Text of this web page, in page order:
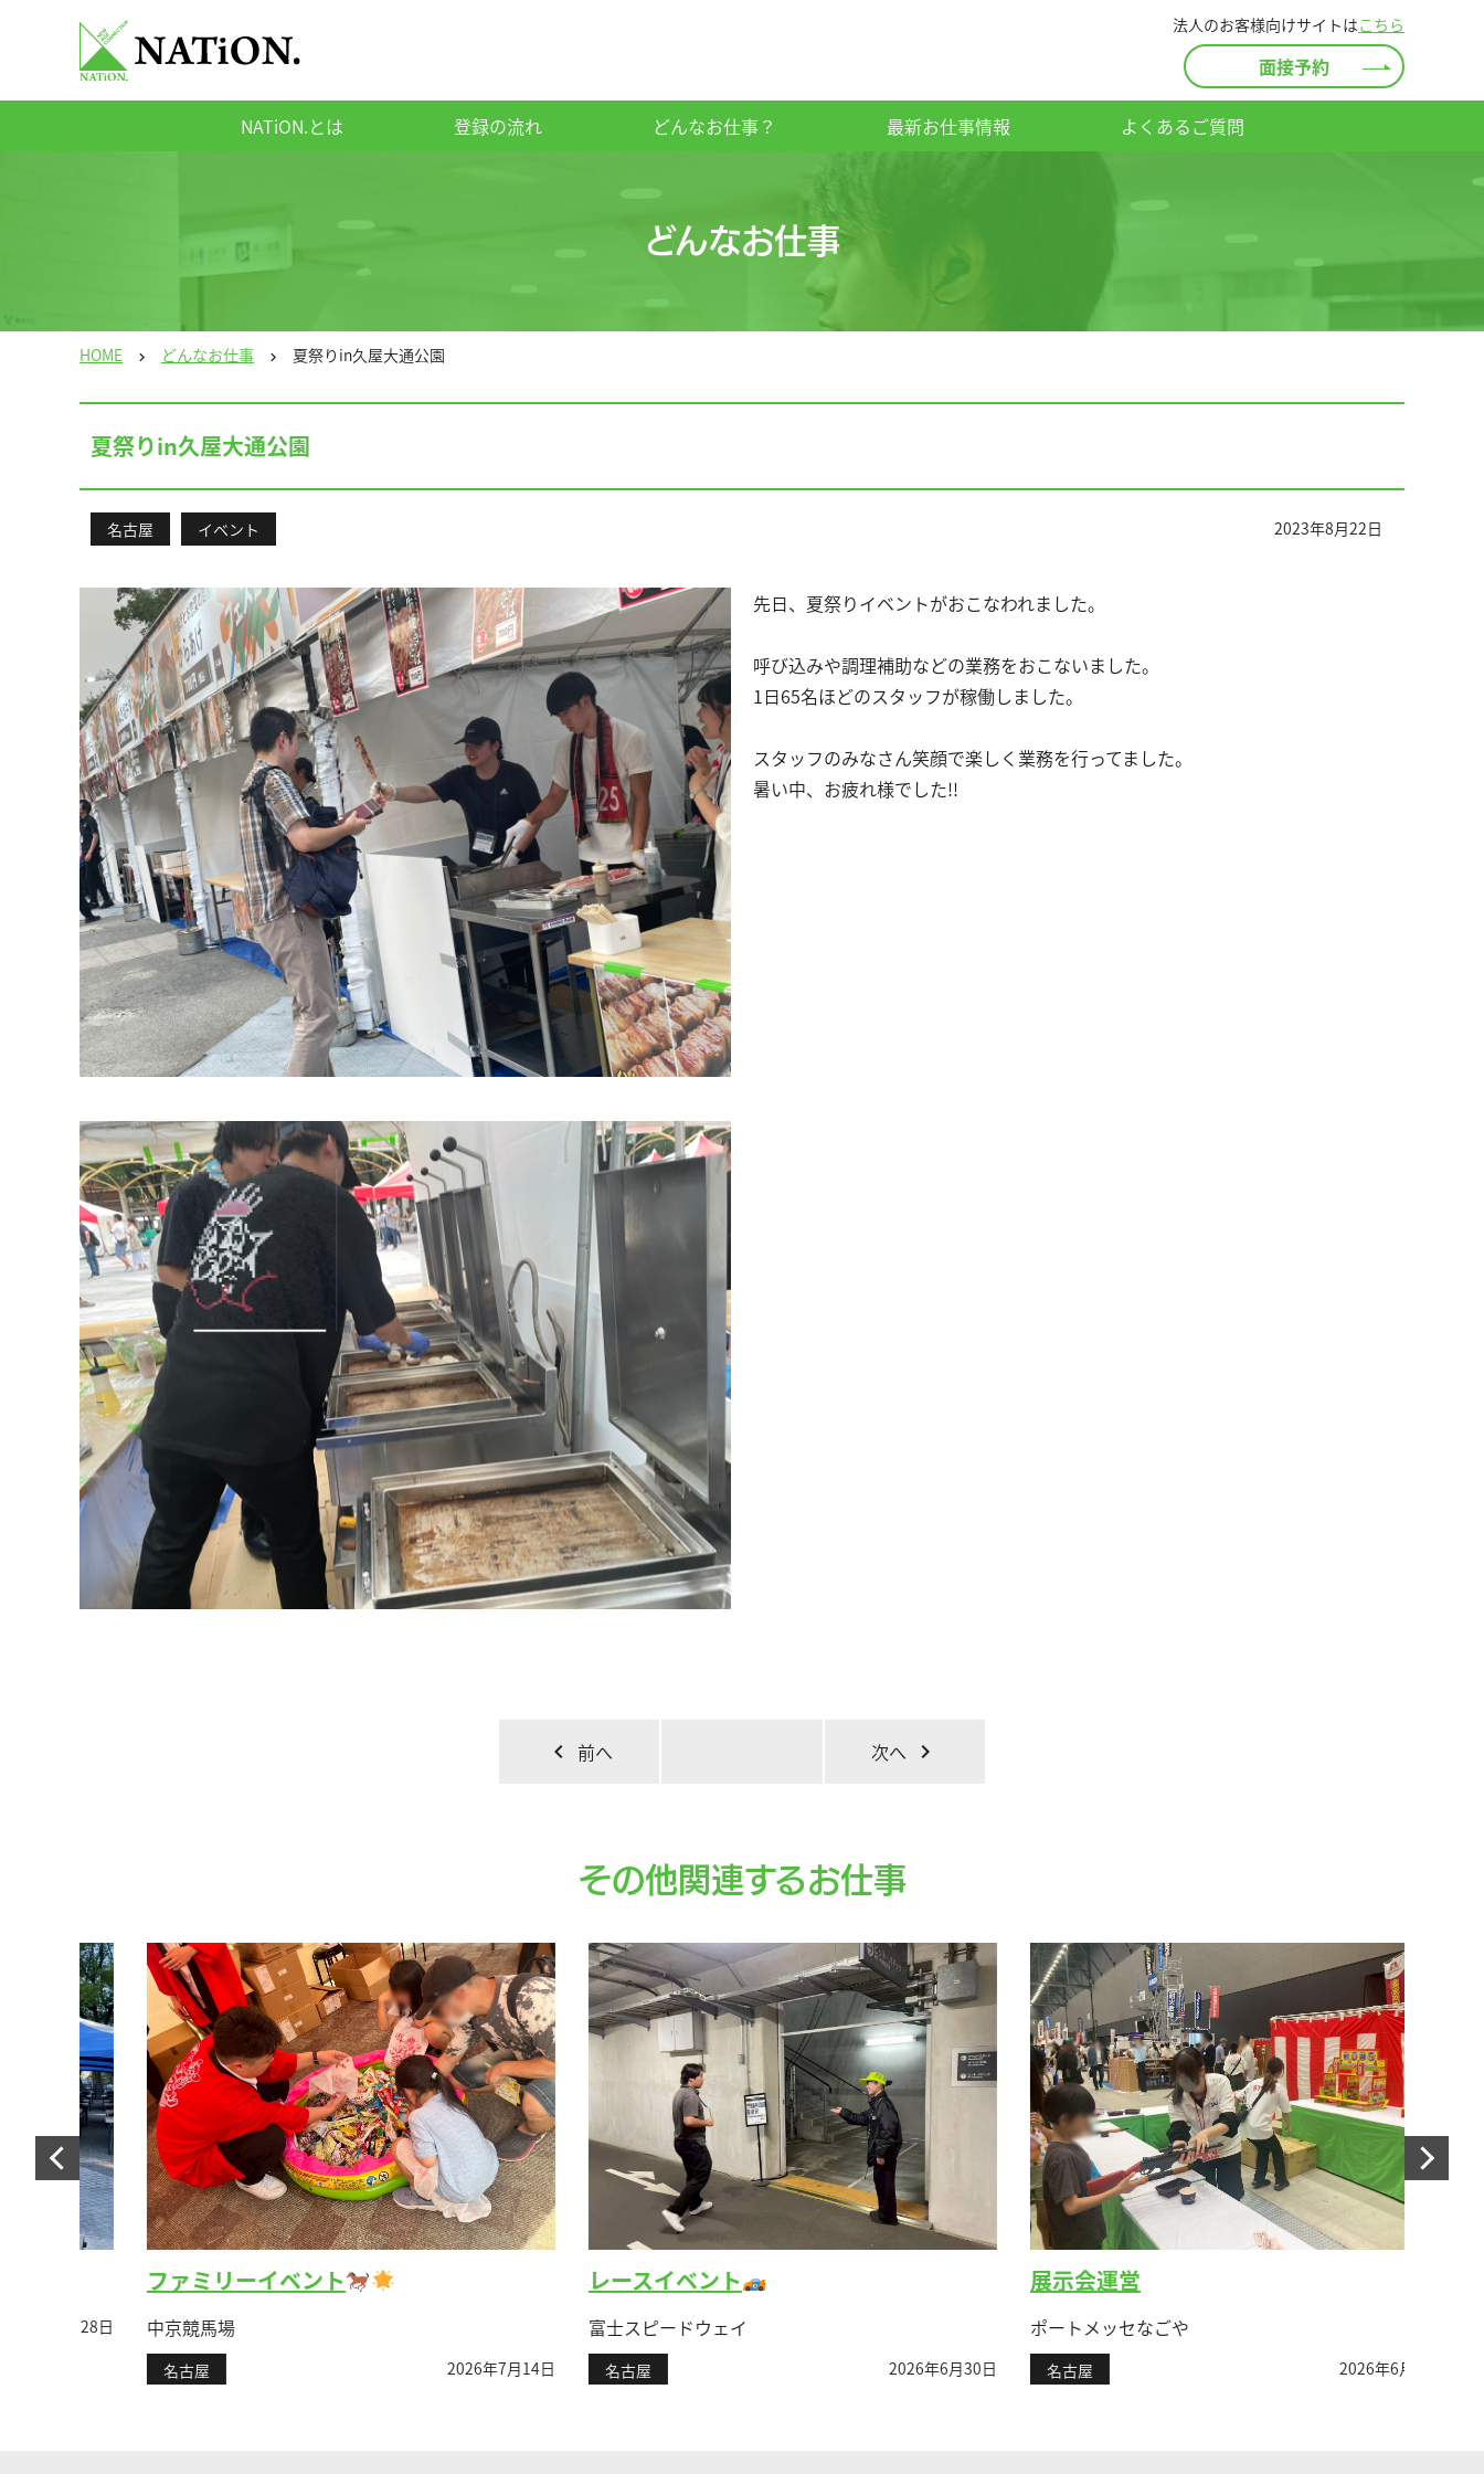
法人のお客様向けサイトはこちら
面接予約
NATiON.とは 登録の流れ どんなお仕事？ 最新お仕事情報 よくあるご質問
どんなお仕事
HOME chevron_right どんなお仕事 chevron_right 夏祭りin久屋大通公園
夏祭りin久屋大通公園
2023年8月22日
名古屋 イベント
先日、夏祭りイベントがおこなわれました。
呼び込みや調理補助などの業務をおこないました。
1日65名ほどのスタッフが稼働しました。
スタッフのみなさん笑顔で楽しく業務を行ってました。
暑い中、お疲れ様でした!!
chevron_left 前へ 次へ chevron_right
その他関連するお仕事
ファミリーイベント
中京競馬場
2026年7月14日
レースイベント
富士スピードウェイ
2026年6月30日
展示会運営
ポートメッセなごや
2026年6月9日